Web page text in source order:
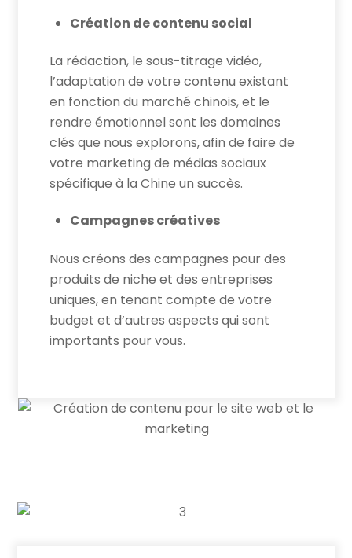
Création de contenu social
La rédaction, le sous-titrage vidéo,
l’adaptation de votre contenu existant
en fonction du marché chinois, et le
rendre émotionnel sont les domaines
clés que nous explorons, afin de faire de
votre marketing de médias sociaux
spécifique à la Chine un succès.
Campagnes créatives
Nous créons des campagnes pour des
produits de niche et des entreprises
uniques, en tenant compte de votre
budget et d’autres aspects qui sont
importants pour vous.